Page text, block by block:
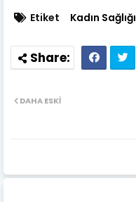
Etiket Kadın Sağlığı
DAHA ESKI